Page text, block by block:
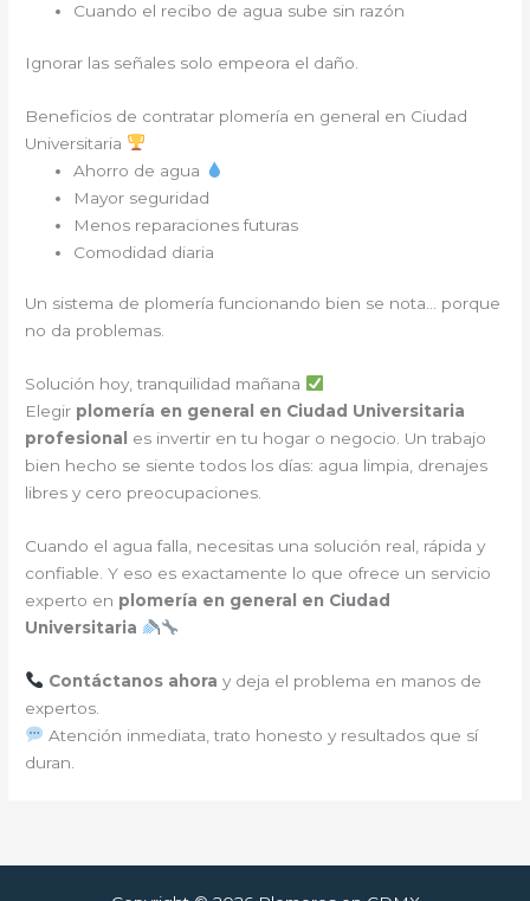
Cuando el recibo de agua sube sin razón
Ignorar las señales solo empeora el daño.
Beneficios de contratar plomería en general en Ciudad
Universitaria
Ahorro de agua
Mayor seguridad
Menos reparaciones futuras
Comodidad diaria
Un sistema de plomería funcionando bien se nota… porque
no da problemas.
Solución hoy, tranquilidad mañana
Elegir plomería en general en Ciudad Universitaria
profesional
es invertir en tu hogar o negocio. Un trabajo
bien hecho se siente todos los días: agua limpia, drenajes
libres y cero preocupaciones.
Cuando el agua falla, necesitas una solución real, rápida y
confiable. Y eso es exactamente lo que ofrece un servicio
experto en plomería en general en Ciudad
Universitaria
Contáctanos ahora y deja el problema en manos de
expertos.
Atención inmediata, trato honesto y resultados que sí
duran.